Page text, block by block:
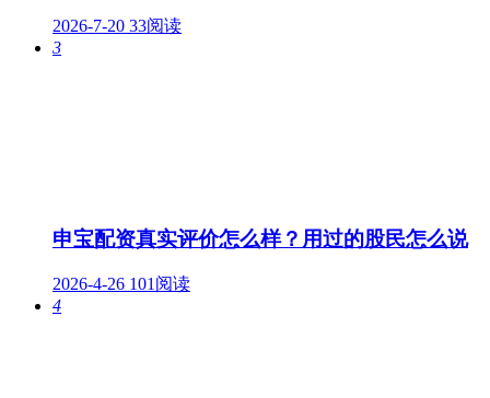
2026-7-20 33阅读
3
申宝配资真实评价怎么样？用过的股民怎么说
2026-4-26 101阅读
4